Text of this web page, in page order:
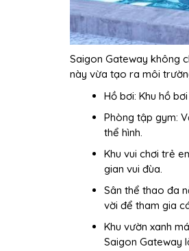
Saigon Gateway không
này vừa tạo ra môi
Hồ bơi: Khu hồ
Phòng tập gym:
thể hình.
Khu vui chơi trẻ
gian vui đùa.
Sân thể thao đa
vời để tham gia
Khu vườn xanh
Saigon Gateway